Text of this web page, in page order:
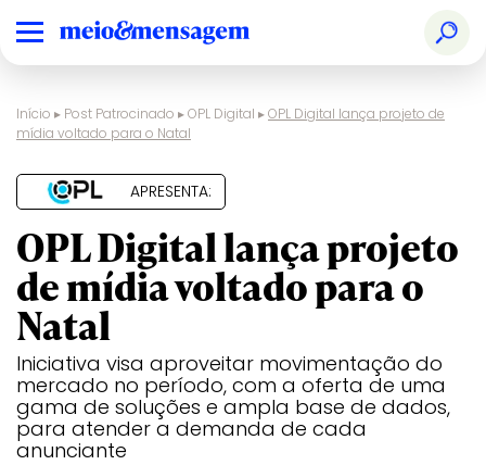
Início ▸ Post Patrocinado ▸OPL Digital ▸OPL Digital lança projeto de
mídia voltado para o Natal
APRESENTA:
OPL Digital lança projeto
de mídia voltado para o
Natal
Iniciativa visa aproveitar movimentação do
mercado no período, com a oferta de uma
gama de soluções e ampla base de dados,
para atender a demanda de cada
anunciante